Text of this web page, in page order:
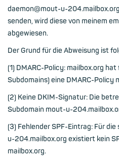
daemon@mout-u-
senden, wird diese von meinem
abgewiesen.
Der Grund für die Abweisung ist
(1) DMARC-Policy: mailbox.org
Subdomains) eine DMARC-
(2) Keine DKIM-Signatur: Die
Subdomain mout-u-
(3) Fehlender SPF-Eintrag: Für
u-204.mailbox.org existiert kein
mailbox.org.